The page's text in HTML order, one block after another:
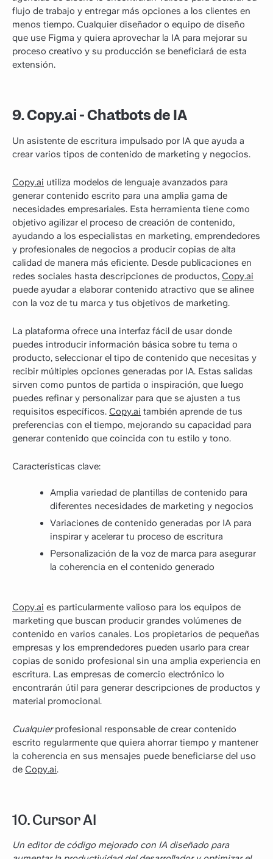
flujo de trabajo y entregar más opciones a los clientes en
menos tiempo. Cualquier diseñador o equipo de diseño
que use Figma y quiera aprovechar la IA para mejorar su
proceso creativo y su producción se beneficiará de esta
extensión.
9. Copy.ai - Chatbots de IA
Un asistente de escritura impulsado por IA que ayuda a
crear varios tipos de contenido de marketing y negocios.
Copy.ai utiliza modelos de lenguaje avanzados para
generar contenido escrito para una amplia gama de
necesidades empresariales. Esta herramienta tiene como
objetivo agilizar el proceso de creación de contenido,
ayudando a los especialistas en marketing, emprendedores
y profesionales de negocios a producir copias de alta
calidad de manera más eficiente. Desde publicaciones en
redes sociales hasta descripciones de productos, Copy.ai
puede ayudar a elaborar contenido atractivo que se alinee
con la voz de tu marca y tus objetivos de marketing.
La plataforma ofrece una interfaz fácil de usar donde
puedes introducir información básica sobre tu tema o
producto, seleccionar el tipo de contenido que necesitas y
recibir múltiples opciones generadas por IA. Estas salidas
sirven como puntos de partida o inspiración, que luego
puedes refinar y personalizar para que se ajusten a tus
requisitos específicos. Copy.ai también aprende de tus
preferencias con el tiempo, mejorando su capacidad para
generar contenido que coincida con tu estilo y tono.
Características clave:
Amplia variedad de plantillas de contenido para
diferentes necesidades de marketing y negocios
Variaciones de contenido generadas por IA para
inspirar y acelerar tu proceso de escritura
Personalización de la voz de marca para asegurar
la coherencia en el contenido generado
Copy.ai es particularmente valioso para los equipos de
marketing que buscan producir grandes volúmenes de
contenido en varios canales. Los propietarios de pequeñas
empresas y los emprendedores pueden usarlo para crear
copias de sonido profesional sin una amplia experiencia en
escritura. Las empresas de comercio electrónico lo
encontrarán útil para generar descripciones de productos y
material promocional.
Cualquierprofesional responsable de crear contenido
escrito regularmente que quiera ahorrar tiempo y mantener
la coherencia en sus mensajes puede beneficiarse del uso
de Copy.ai.
10. Cursor AI
Un editor de código mejorado con IA diseñado para